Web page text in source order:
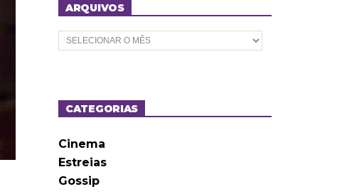
ARQUIVOS
A
r
o
sCATEGORIAS
Cinema
Estreias
Gossip